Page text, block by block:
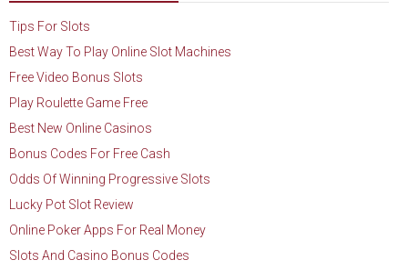
Tips For Slots
Best Way To Play Online Slot Machines
Free Video Bonus Slots
Play Roulette Game Free
Best New Online Casinos
Bonus Codes For Free Cash
Odds Of Winning Progressive Slots
Lucky Pot Slot Review
Online Poker Apps For Real Money
Slots And Casino Bonus Codes